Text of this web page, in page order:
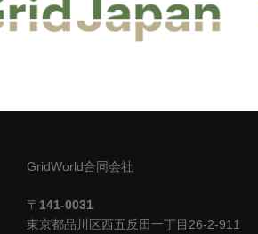
GridWorld合同会社
〒 141-0031
東京都品川区西五反田一丁目26-2-911